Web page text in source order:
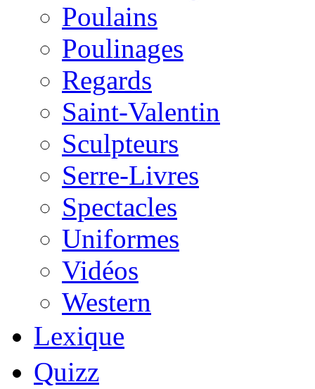
Poulains
Poulinages
Regards
Saint-Valentin
Sculpteurs
Serre-Livres
Spectacles
Uniformes
Vidéos
Western
Lexique
Quizz